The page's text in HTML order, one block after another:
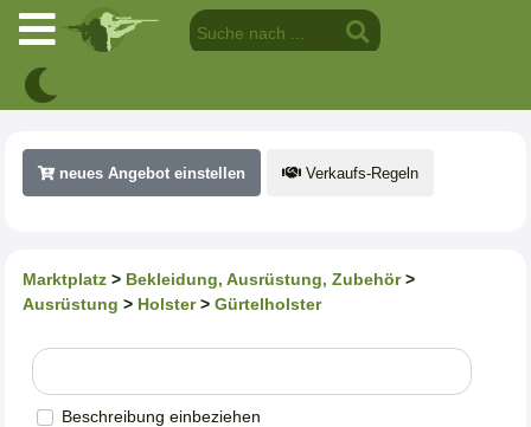
neues Angebot einstellen Verkaufs-Regeln
Marktplatz > Bekleidung, Ausrüstung, Zubehör>
Ausrüstung > Holster> Gürtelholster
Beschreibung einbeziehen